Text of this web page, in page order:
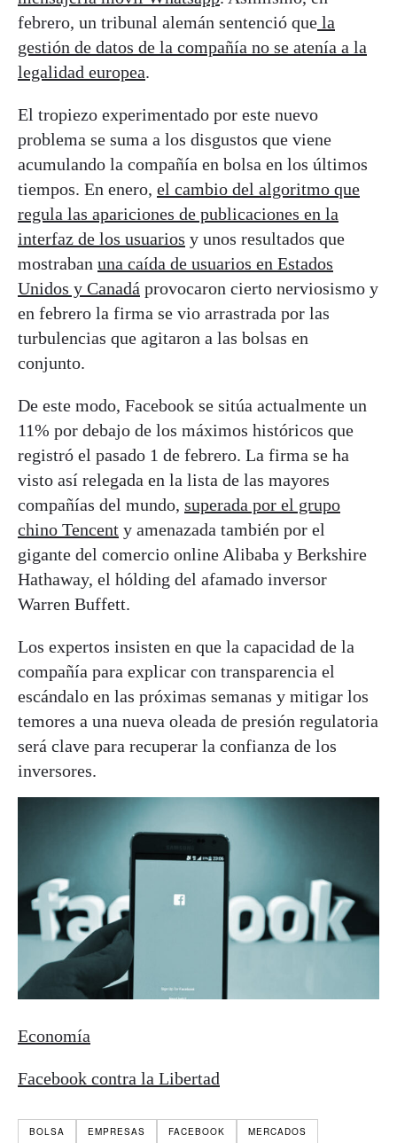
febrero, un tribunal alemán sentenció que la
gestión de datos de la compañía no se atenía a la
legalidad europea.
El tropiezo experimentado por este nuevo
problema se suma a los disgustos que viene
acumulando la compañía en bolsa en los últimos
tiempos. En enero, el cambio del algoritmo que
regula las apariciones de publicaciones en la
interfaz de los usuarios y unos resultados que
mostraban una caída de usuarios en Estados
Unidos y Canadá provocaron cierto nerviosismo y
en febrero la firma se vio arrastrada por las
turbulencias que agitaron a las bolsas en
conjunto.
De este modo, Facebook se sitúa actualmente un
11% por debajo de los máximos históricos que
registró el pasado 1 de febrero. La firma se ha
visto así relegada en la lista de las mayores
compañías del mundo, superada por el grupo
chino Tencent y amenazada también por el
gigante del comercio online Alibaba y Berkshire
Hathaway, el hólding del afamado inversor
Warren Buffett.
Los expertos insisten en que la capacidad de la
compañía para explicar con transparencia el
escándalo en las próximas semanas y mitigar los
temores a una nueva oleada de presión regulatoria
será clave para recuperar la confianza de los
inversores.
Economía
Facebook contra la Libertad
BOLSA EMPRESAS FACEBOOK
MERCADOS